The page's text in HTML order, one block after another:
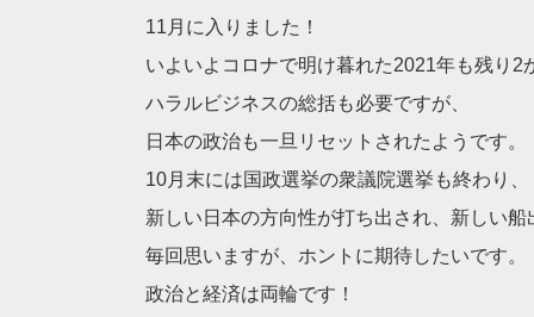
11月に入りました！
いよいよコロナで明け暮れた2021年も残り2
ハラルビジネスの総括も必要ですが、
日本の政治も一旦リセットされたようです。
10月末には国政選挙の衆議院選挙も終わり、
新しい日本の方向性が打ち出され、新しい船
毎回思いますが、ホントに期待したいです。
政治と経済は両輪です！